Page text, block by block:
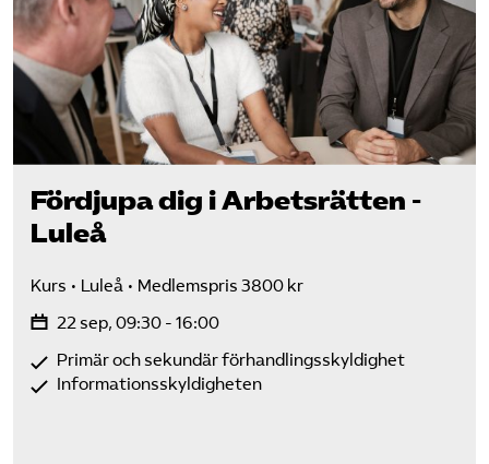
Fördjupa dig i Arbetsrätten -
Luleå
Kurs Luleå
Medlemspris 3800 kr
22 sep, 09:30 - 16:00
Primär och sekundär förhandlingsskyldighet
Informationsskyldigheten